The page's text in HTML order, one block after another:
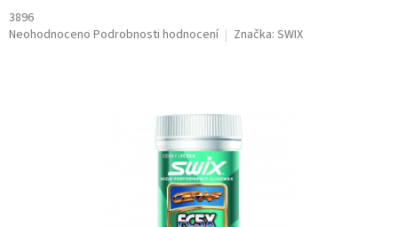
3896
Průměrné
Neohodnoceno Podrobnosti hodnocení Značka: SWIX